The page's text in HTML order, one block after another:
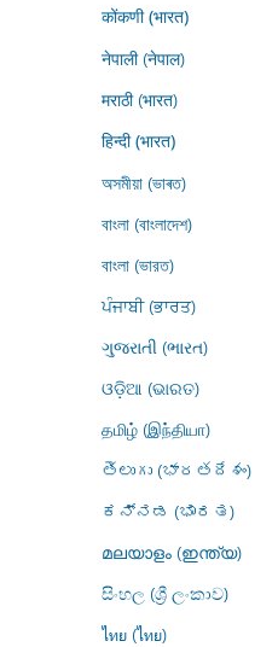
कोंकणी (भारत)
नेपाली (नेपाल)
मराठी (भारत)
हिन्दी (भारत)
অসমীয়া (ভাৰত)
বাংলা (বাংলাদেশ)
বাংলা (ভারত)
ਪੰਜਾਬੀ (ਭਾਰਤ)
ગુજરાતી (ભારત)
ଓଡ଼ିଆ (ଭାରତ)
தமிழ் (இந்தியா)
తెలుగు (భారతదేశం)
ಕನ್ನಡ (ಭಾರತ)
മലയാളം (ഇന്ത്യ)
සිංහල (ශ්‍රී ලංකාව)
ไทย (ไทย)